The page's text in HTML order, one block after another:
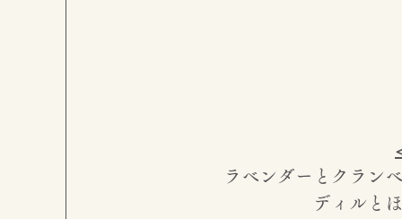
ラベンダーとクラ
ディルと